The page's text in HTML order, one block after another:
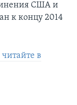
США и
к концу 2014
в